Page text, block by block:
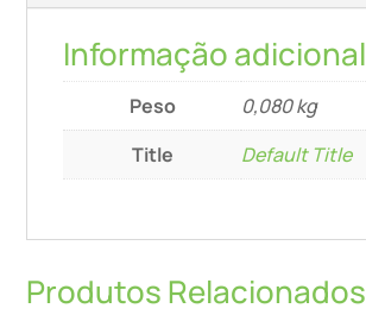
Informação adicional
Peso
0,080 kg
Title
Default Title
Produtos Relacionados